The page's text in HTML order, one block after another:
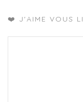
❤️ J'AIME VOUS